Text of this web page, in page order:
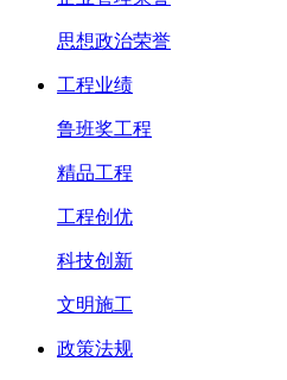
思想政治荣誉
工程业绩
鲁班奖工程
精品工程
工程创优
科技创新
文明施工
政策法规